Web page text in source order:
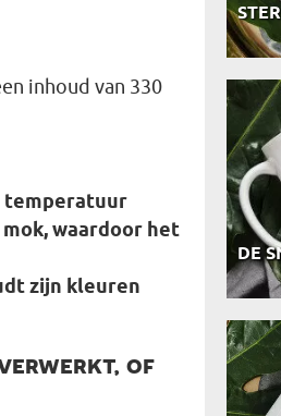
inhoud van 330
temperatuur
waardoor het
zijn kleuren
of